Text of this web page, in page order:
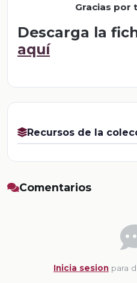
Gracias por
Descarga la
aquí
Recursos de la
Comentarios
Inicia sesion para